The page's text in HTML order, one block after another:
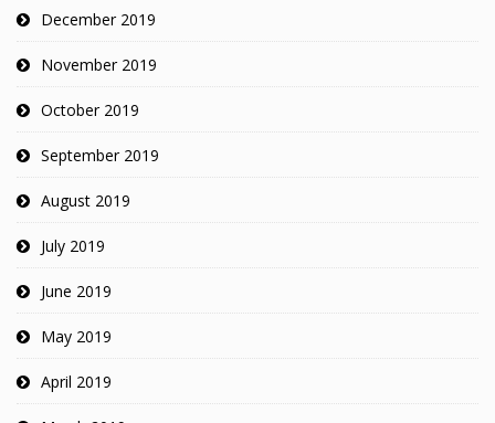
December 2019
November 2019
October 2019
September 2019
August 2019
July 2019
June 2019
May 2019
April 2019